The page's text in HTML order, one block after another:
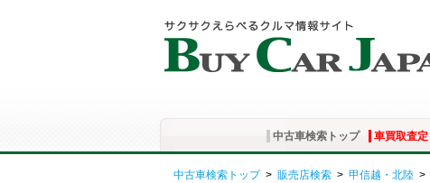
中古車検索トップ 車買取査定
中古車検索トップ> 販売店検索 > 甲信越・北陸 >